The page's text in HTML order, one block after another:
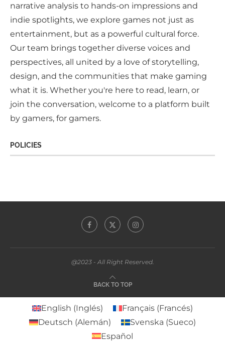
narrative analysis to hands-on impressions and
indie spotlights, we explore games not just as
entertainment, but as a powerful cultural force.
Our team brings together diverse voices and
perspectives, all united by a love of storytelling,
design, and the communities that make gaming
what it is. Whether you're here to read, learn, or
join the conversation, welcome to a platform built
by gamers, for gamers.
POLICIES
@2023 - All Right Reserved.
BACK TO TOP
English (Inglés) Français (Francés)
Deutsch (Alemán) Svenska (Sueco)
Español